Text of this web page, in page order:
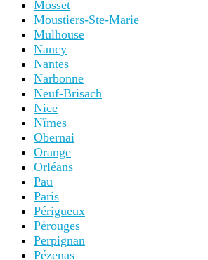
Mosset
Moustiers-Ste-Marie
Mulhouse
Nancy
Nantes
Narbonne
Neuf-Brisach
Nice
Nîmes
Obernai
Orange
Orléans
Pau
Paris
Périgueux
Pérouges
Perpignan
Pézenas